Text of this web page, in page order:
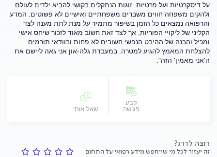
על דיסקרטיות ועל פרטיות. זוגות הנתקלים בקושי להביא ילדים לעולם
ולהקים משפחה חווים משברים משפחתיים ואישיים לא פשוטים. המדע
והרפואה נמצאים כל הזמן בשיפור מתמיד על מנת לתת מענה לצד
הקליני של ליקויי הפוריות, אך לצד זאת חשוב מאוד לזכור שיחס אישי
ומכיל והבנה של ההיבט הנפשי חשובים לא פחות ובוודאי תורמים
להצלחת המאמץ להגיע למטרה. במעבדת גלה-און אני גאה ליישם את
ה'אני מאמין' הזה".
קבע
פגישה
שאל אותי
רוצה לדרג?
זה יעזור לכל מי שייחפש מידע רפואי על התחום